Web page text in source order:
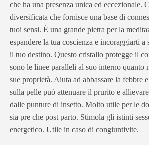
che ha una presenza unica ed eccezionale.
diversificata che fornisce una base di
tuoi sensi. È una grande pietra per la
espandere la tua coscienza e incoraggiarti a
il tuo destino. Questo cristallo protegge il
sono le linee paralleli al suo interno quanto
sue proprietà. Aiuta ad abbassare la febbre
sulla pelle può attenuare il prurito e
dalle punture di insetto. Molto utile per le
sia pre che post parto. Stimola gli istinti
energetico. Utile in caso di congiuntivite.